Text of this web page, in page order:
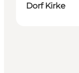
Dorf Kirke